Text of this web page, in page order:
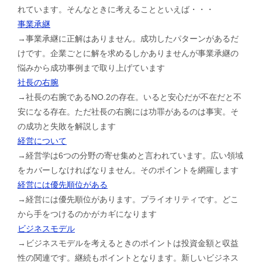
れています。そんなときに考えることといえば・・・
事業承継
→事業承継に正解はありません。成功したパターンがあるだ
けです。企業ごとに解を求めるしかありませんが事業承継の
悩みから成功事例まで取り上げています
社長の右腕
→社長の右腕であるNO.2の存在。いると安心だが不在だと不
安になる存在。ただ社長の右腕には功罪があるのは事実。そ
の成功と失敗を解説します
経営について
→経営学は6つの分野の寄せ集めと言われています。広い領域
をカバーしなければなりません。そのポイントを網羅します
経営には優先順位がある
→経営には優先順位があります。プライオリティです。どこ
から手をつけるのかがカギになります
ビジネスモデル
→ビジネスモデルを考えるときのポイントは投資金額と収益
性の関連です。継続もポイントとなります。新しいビジネス